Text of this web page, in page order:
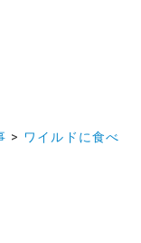
> ワイルドに食べ